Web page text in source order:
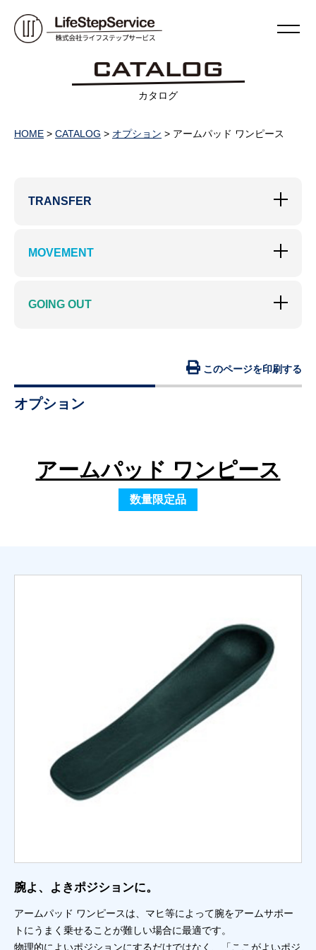
カタログ
HOME > CATALOG > オプション > アームパッド ワンピース
TRANSFER
MOVEMENT
GOING OUT
このページを印刷する
オプション
アームパッド ワンピース
数量限定品
腕よ、よきポジションに。
アームパッド ワンピースは、マヒ等によって腕をアームサポー
トにうまく乗せることが難しい場合に最適です。
物理的によいポジションにするだけではなく、「ここがよいポジ